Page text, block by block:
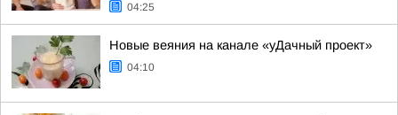
04:25
Новые веяния на канале «уДачный проект»
04:10